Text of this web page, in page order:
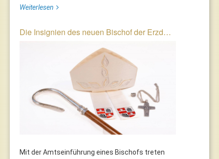
Weiterlesen
Die Insignien des neuen Bischof der Erzd…
Mit der Amtseinführung eines Bischofs treten